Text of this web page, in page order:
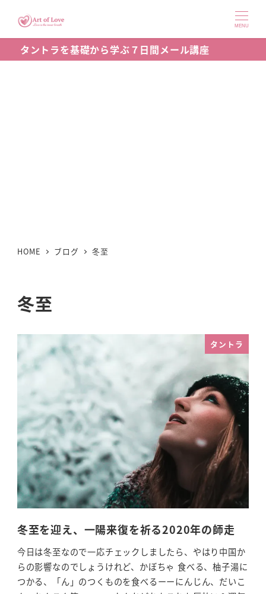
ン
コ
MENU
タントラを基礎から学ぶ７日間メール講座
HOME ブログ 冬至
冬至
タントラ
冬至を迎え、一陽来復を祈る2020年の師走
今日は冬至なので一応チェックしましたら、やはり中国か
らの影響なのでしょうけれど、かぼちゃ 食べる、柚子湯に
つかる、「ん」のつくものを食べるーーにんじん、だいこ